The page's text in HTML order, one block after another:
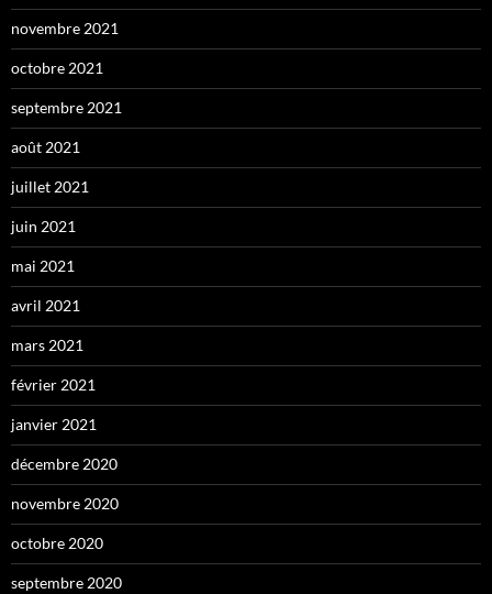
novembre 2021
octobre 2021
septembre 2021
août 2021
juillet 2021
juin 2021
mai 2021
avril 2021
mars 2021
février 2021
janvier 2021
décembre 2020
novembre 2020
octobre 2020
septembre 2020